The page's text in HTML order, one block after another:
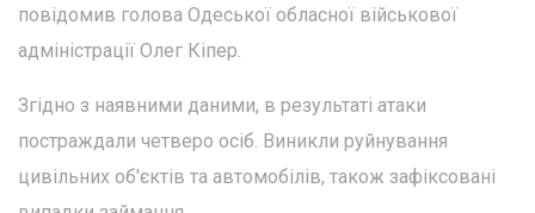
повідомив голова Одеської обласної військової
адміністрації Олег Кіпер.
Згідно з наявними даними, в результаті атаки
постраждали четверо осіб. Виникли руйнування
цивільних об'єктів та автомобілів, також зафіксовані